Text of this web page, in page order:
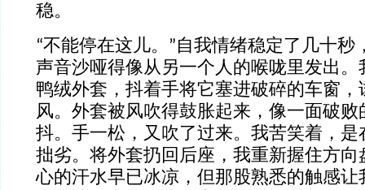
稳。
“不能停在这儿。”自我情绪稳定了几十秒
声音沙哑得像从另一个人的喉咙里发出
鸭绒外套，抖着手将它塞进破碎的车窗，
风。外套被风吹得鼓胀起来，像一面破
抖。手一松，又吹了过来。我苦笑着，是
拙劣。将外套扔回后座，我重新握住方向
心的汗水早已冰凉，但那股熟悉的触感让